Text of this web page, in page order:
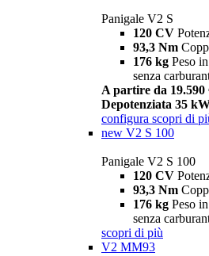
Panigale V2 S
120 CV
93,3 Nm
176 kg Peso
senza
A partire da 19.590
Depotenziata 35
configura scopri di
new V2 S 100
Panigale V2 S 100
120 CV
93,3 Nm
176 kg Peso
senza
scopri di più
V2 MM93